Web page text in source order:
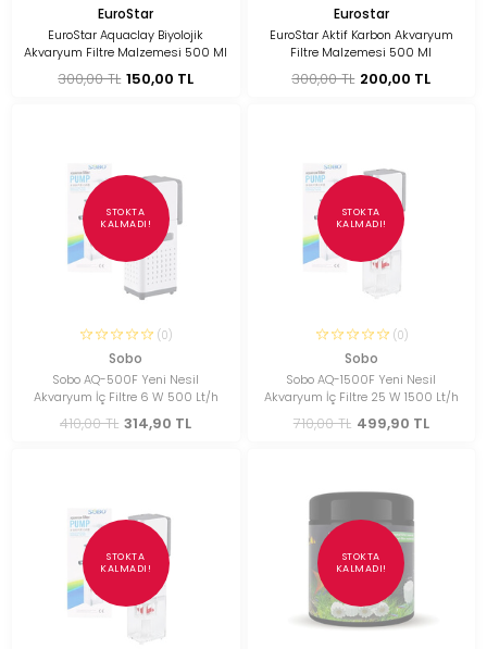
EuroStar
EuroStar Aquaclay Biyolojik
Akvaryum Filtre Malzemesi 500 Ml
300,00 TL 150,00 TL
Eurostar
EuroStar Aktif Karbon Akvaryum
Filtre Malzemesi 500 Ml
300,00 TL 200,00 TL
STOKTA
KALMADI!
(0)
Sobo
Sobo AQ-500F Yeni Nesil
Akvaryum İç Filtre 6 W 500 Lt/h
410,00 TL 314,90 TL
STOKTA
KALMADI!
(0)
Sobo
Sobo AQ-1500F Yeni Nesil
Akvaryum İç Filtre 25 W 1500 Lt/h
710,00 TL 499,90 TL
STOKTA
KALMADI!
STOKTA
KALMADI!